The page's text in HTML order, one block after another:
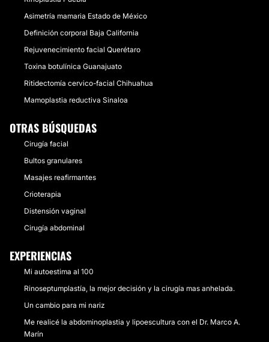
Asimetría mamaria Estado de México
Definición corporal Baja California
Rejuvenecimiento facial Querétaro
Toxina botulínica Guanajuato
Ritidectomía cervico-facial Chihuahua
Mamoplastia reductiva Sinaloa
OTRAS BÚSQUEDAS
Cirugía facial
Bultos granulares
Masajes reafirmantes
Crioterapia
Distensión vaginal
Cirugía abdominal
EXPERIENCIAS
Mi autoestima al 100
Rinoseptumplastía, la mejor decisión y la cirugía mas anhelada.
Un cambio para mi nariz
Me realicé la abdominoplastia y lipoescultura con el Dr. Marco A.
Marín